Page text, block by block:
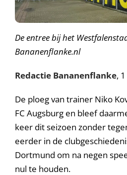
De entree bij het
Bananenflanke.nl
Redactie Bananenflanke,
De ploeg van trainer Niko
FC Augsburg en bleef
keer dit seizoen zonder
eerder in de
Dortmund om na negen
nul te houden.